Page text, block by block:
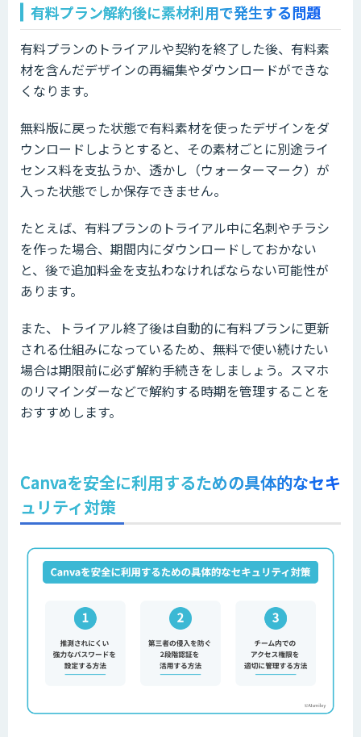
有料プラン解約後に素材利用で発生する問題
有料プランのトライアルや契約を終了した後、有料素
材を含んだデザインの再編集やダウンロードができな
くなります。
無料版に戻った状態で有料素材を使ったデザインをダ
ウンロードしようとすると、その素材ごとに別途ライ
センス料を支払うか、透かし（ウォーターマーク）が
入った状態でしか保存できません。
たとえば、有料プランのトライアル中に名刺やチラシ
を作った場合、期間内にダウンロードしておかない
と、後で追加料金を支払わなければならない可能性が
あります。
また、トライアル終了後は自動的に有料プランに更新
される仕組みになっているため、無料で使い続けたい
場合は期限前に必ず解約手続きをしましょう。スマホ
のリマインダーなどで解約する時期を管理することを
おすすめします。
Canvaを安全に利用するための具体的なセキ
ュリティ対策